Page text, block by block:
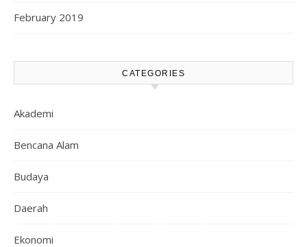
February 2019
CATEGORIES
Akademi
Bencana Alam
Budaya
Daerah
Ekonomi